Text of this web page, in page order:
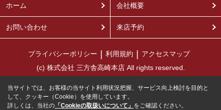
ホーム 会社概要
お問い合わせ 来店予約
プライバシーポリシー 利用規約
アクセスマップ
(c) 株式会社 三方舎高崎本店 All rights reserved.
当サイトでは、お客様の当サイト利用状況把握、サービス向上検討を目的と
して、クッキー（Cookie）を使用しています。
詳しくは、当社の 「Cookieの取扱いについて」 をご確認ください。